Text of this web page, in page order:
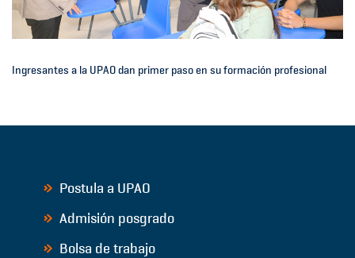
Ingresantes a la UPAO dan primer paso en su formación profesional
Postula a UPAO
Admisión posgrado
Bolsa de trabajo